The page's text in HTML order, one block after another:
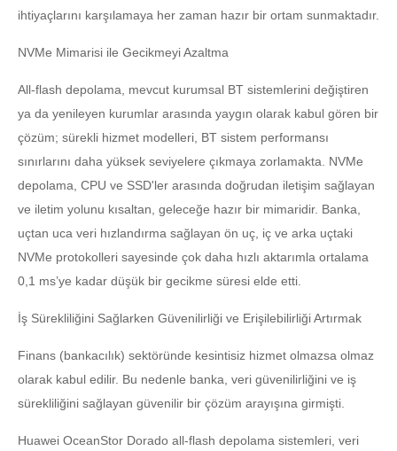
ihtiyaçlarını karşılamaya her zaman hazır bir ortam sunmaktadır.
NVMe Mimarisi ile Gecikmeyi Azaltma
All-flash depolama, mevcut kurumsal BT sistemlerini değiştiren
ya da yenileyen kurumlar arasında yaygın olarak kabul gören bir
çözüm; sürekli hizmet modelleri, BT sistem performansı
sınırlarını daha yüksek seviyelere çıkmaya zorlamakta. NVMe
depolama, CPU ve SSD'ler arasında doğrudan iletişim sağlayan
ve iletim yolunu kısaltan, geleceğe hazır bir mimaridir. Banka,
uçtan uca veri hızlandırma sağlayan ön uç, iç ve arka uçtaki
NVMe protokolleri sayesinde çok daha hızlı aktarımla ortalama
0,1 ms’ye kadar düşük bir gecikme süresi elde etti.
İş Sürekliliğini Sağlarken Güvenilirliği ve Erişilebilirliği Artırmak
Finans (bankacılık) sektöründe kesintisiz hizmet olmazsa olmaz
olarak kabul edilir. Bu nedenle banka, veri güvenilirliğini ve iş
sürekliliğini sağlayan güvenilir bir çözüm arayışına girmişti.
Huawei OceanStor Dorado all-flash depolama sistemleri, veri